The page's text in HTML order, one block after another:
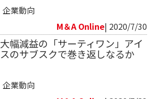
企業動向
M＆A Online| 2020/7/30
大幅減益の「サーティワン」アイ
スのサブスクで巻き返しなるか
企業動向